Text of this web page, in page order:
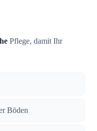
Pflege, damit Ihr
Böden